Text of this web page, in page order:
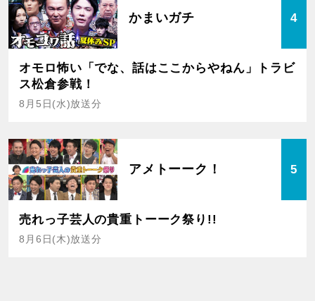
かまいガチ 4
オモロ怖い「でな、話はここからやねん」トラビ
ス松倉参戦！
8月5日(水)放送分
アメトーーク！ 5
売れっ子芸人の貴重トーーク祭り!!
8月6日(木)放送分